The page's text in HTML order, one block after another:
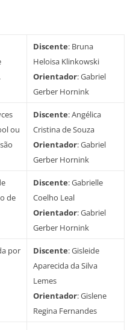
Discente: Bruna
Heloisa Klinkowski
Orientador: Gabriel
Gerber Hornink
ou
Discente: Angélica
Cristina de Souza
Orientador: Gabriel
Gerber Hornink
de
Discente: Gabrielle
Coelho Leal
Orientador: Gabriel
Gerber Hornink
por
Discente: Gisleide
Aparecida da Silva
Lemes
Orientador: Gislene
Regina Fernandes